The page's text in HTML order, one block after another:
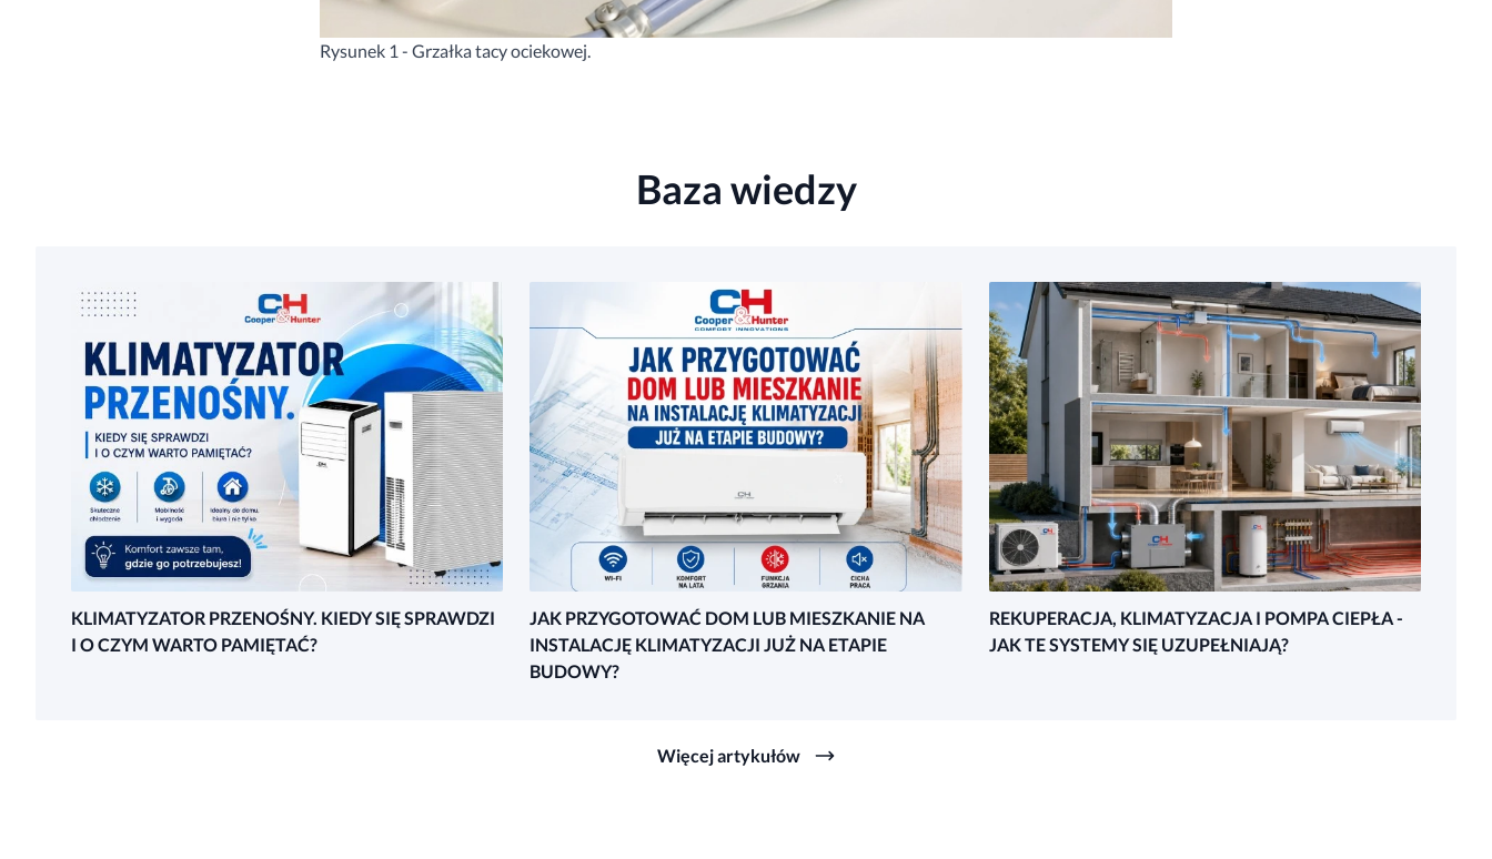
Rysunek 1 - Grzałka tacy ociekowej.
Baza wiedzy
KLIMATYZATOR PRZENOŚNY. KIEDY SIĘ SPRAWDZI
I O CZYM WARTO PAMIĘTAĆ?
JAK PRZYGOTOWAĆ DOM LUB MIESZKANIE NA
INSTALACJĘ KLIMATYZACJI JUŻ NA ETAPIE
BUDOWY?
REKUPERACJA, KLIMATYZACJA I POMPA CIEPŁA -
JAK TE SYSTEMY SIĘ UZUPEŁNIAJĄ?
Więcej artykułów